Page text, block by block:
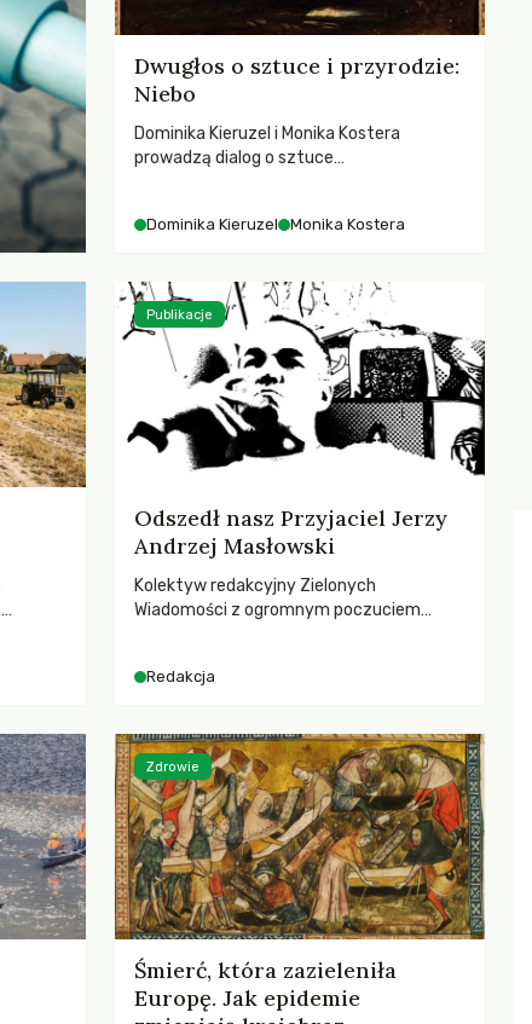
Dwugłos o sztuce i przyrodzie:
Niebo
Dominika Kieruzel i Monika Kostera
prowadzą dialog o sztuce
wrażliwość, odczuwanie przestrzeni oraz
Dominika Kieruzel Monika Kostera
Odszedł nasz Przyjaciel Jerzy
Andrzej Masłowski
Kolektyw redakcyjny Zielonych
Wiadomości z ogromnym poczuciem
kochanego Opiekuna, Mecenasa i Mentora.
Redakcja
Publikacje
Śmierć, która zazieleniła
Europę. Jak epidemie
Zdrowie